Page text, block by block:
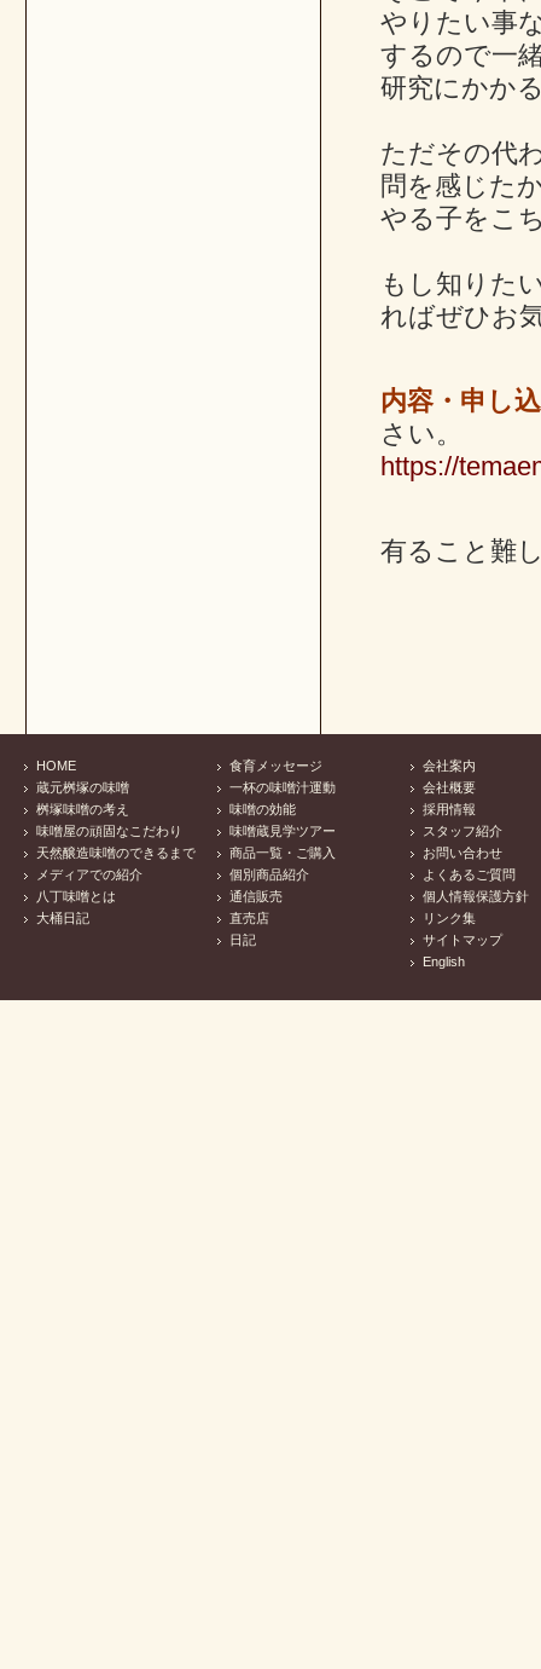
やりたい事
するので一
研究にかか
ただその代
問を感じた
やる子をこ
もし知りた
ればぜひお
内容・申し
さい。
https://
有ること難
HOME
蔵元桝塚の味噌
桝塚味噌の考え
味噌屋の頑固なこだわり
天然醸造味噌のできるまで
メディアでの紹介
八丁味噌とは
大桶日記
食育メッセージ
一杯の味噌汁運動
味噌の効能
味噌蔵見学ツアー
商品一覧・ご購入
個別商品紹介
通信販売
直売店
日記
会社案内
会社概要
採用情報
スタッフ紹介
お問い合わせ
よくあるご質問
個人情報保護方針
リンク集
サイトマップ
English